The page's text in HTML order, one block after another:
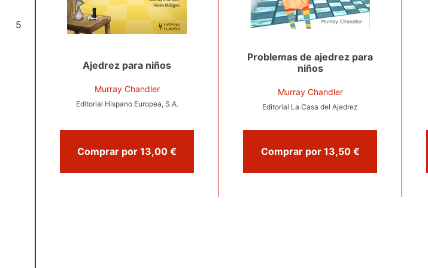
5
Ajedrez para niños
Murray Chandler
Editorial Hispano Europea, S.A.
Comprar por 13,00 €
Problemas de ajedrez para
niños
Murray Chandler
Editorial La Casa del Ajedrez
Comprar por 13,50 €